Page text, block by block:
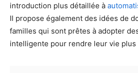
introduction plus détaillée à
Il propose également des idées de
familles qui sont prêtes à adopter
intelligente pour rendre leur vie